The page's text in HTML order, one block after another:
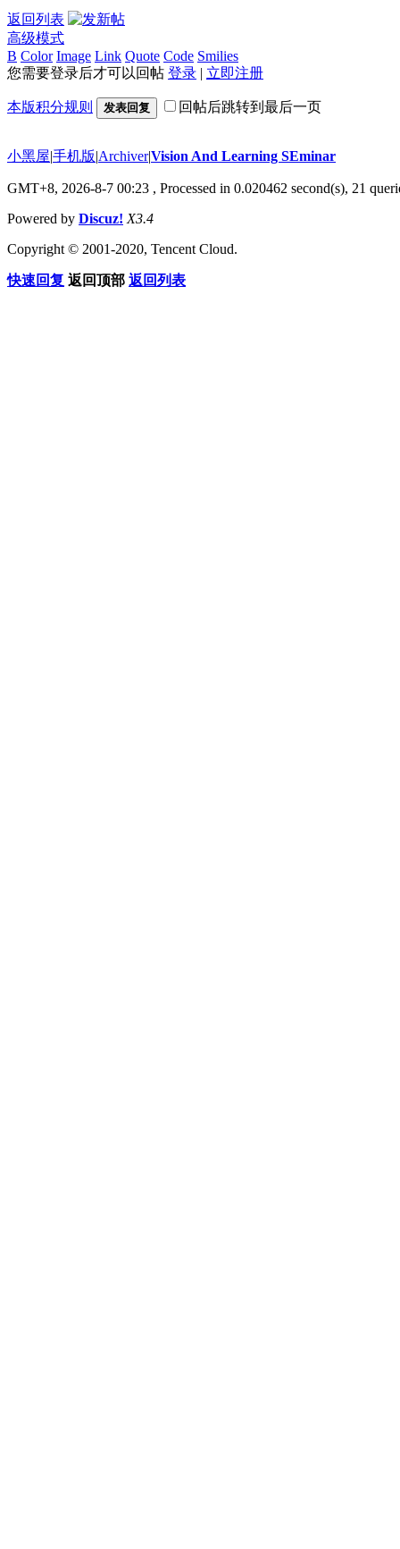
返回列表
高级模式
B Color Image Link Quote Code Smilies
您需要登录后才可以回帖 登录 | 立即注册
本版积分规则 发表回复 回帖后跳转到最后一页
小黑屋|手机版|Archiver|Vision And Learning SEminar
GMT+8, 2026-8-7 00:23 , Processed in 0.020462 second(s), 21
Powered by Discuz! X3.4
Copyright © 2001-2020, Tencent Cloud.
快速回复 返回顶部 返回列表